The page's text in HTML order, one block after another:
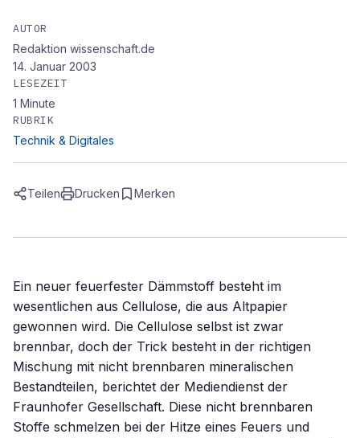
AUTOR
Redaktion wissenschaft.de
14. Januar 2003
LESEZEIT
1 Minute
RUBRIK
Technik & Digitales
Teilen Drucken Merken
Ein neuer feuerfester Dämmstoff besteht im
wesentlichen aus Cellulose, die aus Altpapier
gewonnen wird. Die Cellulose selbst ist zwar
brennbar, doch der Trick besteht in der richtigen
Mischung mit nicht brennbaren mineralischen
Bestandteilen, berichtet der Mediendienst der
Fraunhofer Gesellschaft. Diese nicht brennbaren
Stoffe schmelzen bei der Hitze eines Feuers und